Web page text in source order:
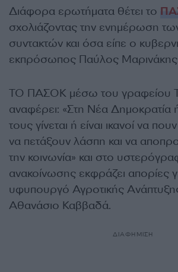
Διάφορα ερωτήματα θέτει το
σχολιάζοντας την ενημέρωση
συντακτών και όσα είπε ο
εκπρόσωπος Παύλος
ΤΟ ΠΑΣΟΚ μέσω του γραφείου
αναφέρει: «Στη Νέα Δημοκρατία
τους γίνεται ή είναι ικανοί να
να πετάξουν λάσπη και να
την κοινωνία» και στο
ανακοίνωσης εκφράζει απορίες
υφυπουργό Αγροτικής
Αθανάσιο Καββαδά.
ΔΙΑΦΗΜΙΣΗ